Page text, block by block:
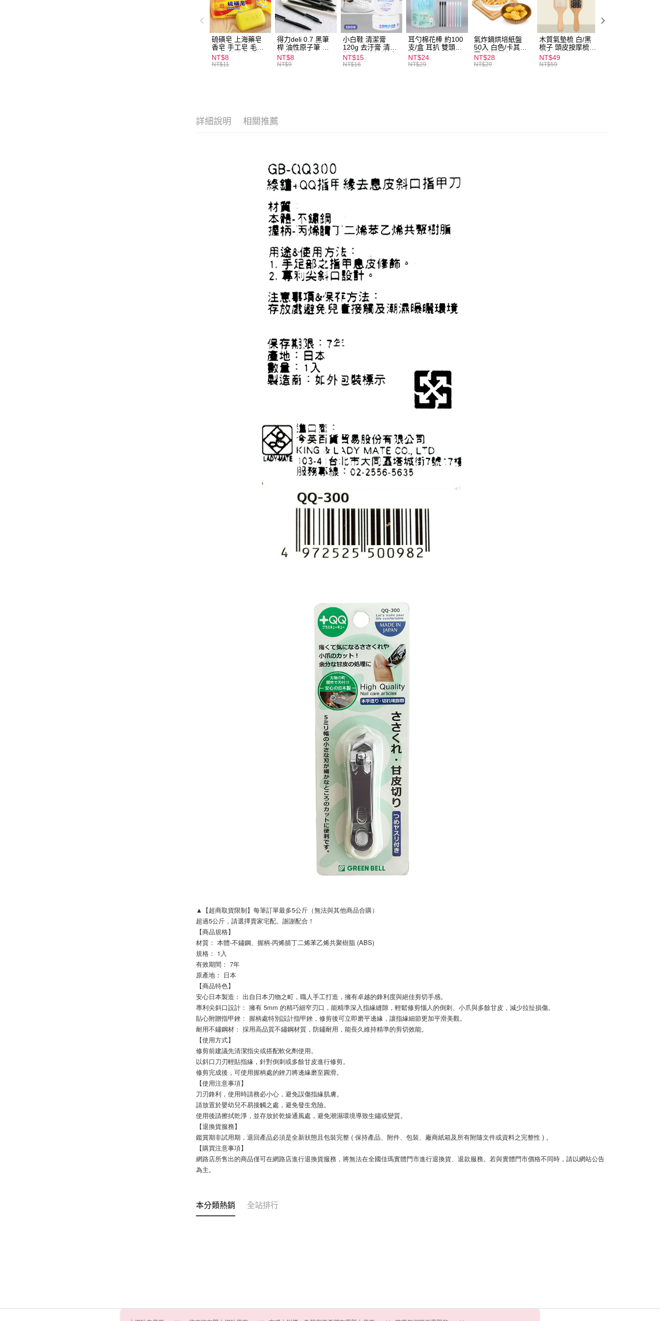
全家取貨付款
每筆NT$60，滿NT$599(含以上)免運費
付款後全家取貨
每筆NT$60，滿NT$599(含以上)免運費
硫磺皂 上海藥皂
香皂 手工皂 毛囊
炎 抑菌除蟎 清潔
護膚 去油去痘 寵
NT$8
NT$11
得力deli 0.7 黑筆
桿 油性原子筆 黑
色筆芯 S304
NT$8
NT$9
小白鞋 清潔膏
120g 去汙膏 清潔
劑 鞋子 去汙漬 白
皮鞋 鞋油
NT$15
NT$16
耳勺棉花棒 約100
支/盒 耳扒 雙頭棉
花棒
NT$24
NT$29
氣炸鍋烘培紙盤
50入 白色/卡其色
圓形烘焙紙
NT$28
NT$29
木質氣墊梳 白/黑
梳子 頭皮按摩梳
木梳
NT$49
NT$59
詳細說明 相關推薦
▲【超商取貨限制】每筆訂單最多5公斤（無法與其他商品合購）
超過5公斤，請選擇賣家宅配。謝謝配合！
【商品規格】
材質： 本體-不鏽鋼、握柄-丙烯腈丁二烯苯乙烯共聚樹脂 (ABS)
規格： 1入
有效期間： 7年
原產地： 日本
【商品特色】
安心日本製造： 出自日本刃物之町，職人手工打造，擁有卓越的鋒利度與絕佳剪切手感。
專利尖斜口設計： 擁有 5mm 的精巧細窄刃口，能精準深入指緣縫隙，輕鬆修剪惱人的倒刺、小爪與多餘甘皮，減少拉扯損傷。
貼心附贈指甲銼： 握柄處特別設計指甲銼，修剪後可立即磨平邊緣，讓指緣細節更加平滑美觀。
耐用不鏽鋼材： 採用高品質不鏽鋼材質，防鏽耐用，能長久維持精準的剪切效能。
【使用方式】
修剪前建議先清潔指尖或搭配軟化劑使用。
以斜口刀刃輕貼指緣，針對倒刺或多餘甘皮進行修剪。
修剪完成後，可使用握柄處的銼刀將邊緣磨至圓滑。
【使用注意事項】
刀刃鋒利，使用時請務必小心，避免誤傷指緣肌膚。
請放置於嬰幼兒不易接觸之處，避免發生危險。
使用後請擦拭乾淨，並存放於乾燥通風處，避免潮濕環境導致生鏽或變質。
【退換貨服務】
鑑賞期非試用期，退回產品必須是全新狀態且包裝完整 ( 保持產品、附件、包裝、廠商紙箱及所有附隨文件或資料之完整性 ) 。
【購買注意事項】
網路店所售出的商品僅可在網路店進行退換貨服務，將無法在全國佳瑪實體門市進行退換貨、退款服務。若與實體門市價格不同時，請以網站公告
為主。
本分類熱銷 全站排行